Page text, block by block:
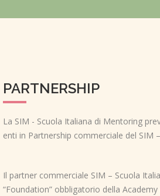
PARTNERSHIP
La SIM - Scuola Italiana di Mentoring
enti in Partnership commerciale del SIM
Il partner commerciale SIM – Scuola
“Foundation” obbligatorio della